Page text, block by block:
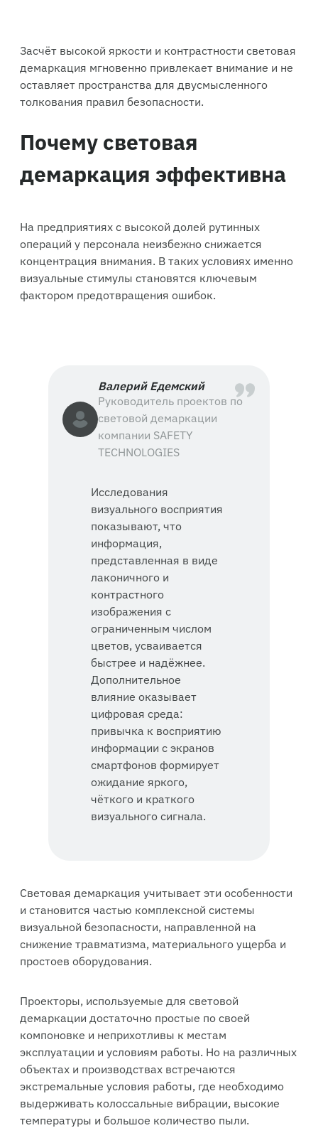
Засчёт высокой яркости и контрастности световая
демаркация мгновенно привлекает внимание и не
оставляет пространства для двусмысленного
толкования правил безопасности.
Почему световая
демаркация эффективна
На предприятиях с высокой долей рутинных
операций у персонала неизбежно снижается
концентрация внимания. В таких условиях именно
визуальные стимулы становятся ключевым
фактором предотвращения ошибок.
Валерий Едемский
Руководитель проектов по
световой демаркации
компании SAFETY
TECHNOLOGIES
Исследования
визуального восприятия
показывают, что
информация,
представленная в виде
лаконичного и
контрастного
изображения с
ограниченным числом
цветов, усваивается
быстрее и надёжнее.
Дополнительное
влияние оказывает
цифровая среда:
привычка к восприятию
информации с экранов
смартфонов формирует
ожидание яркого,
чёткого и краткого
визуального сигнала.
Световая демаркация учитывает эти особенности
и становится частью комплексной системы
визуальной безопасности, направленной на
снижение травматизма, материального ущерба и
простоев оборудования.
Проекторы, используемые для световой
демаркации достаточно простые по своей
компоновке и неприхотливы к местам
эксплуатации и условиям работы. Но на различных
объектах и производствах встречаются
экстремальные условия работы, где необходимо
выдерживать колоссальные вибрации, высокие
температуры и большое количество пыли.